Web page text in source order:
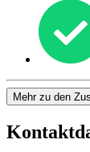
Mehr zu den